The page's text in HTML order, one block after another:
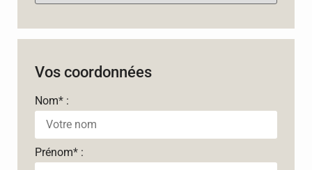
Vos coordonnées
Nom* :
Prénom* :